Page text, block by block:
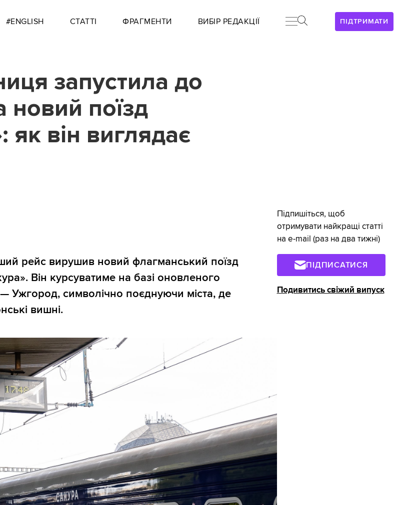
ПІДТРИМАТИ
#ENGLISH СТАТТІ ФРАГМЕНТИ ВИБІР РЕДАКЦІЇ
запустила до
новий поїзд
як він виглядає
рейс вирушив новий флагманський поїзд
Він курсуватиме на базі оновленого
Ужгород, символічно поєднуючи міста, де
вишні.
Підпишіться, щоб
отримувати найкращі статті
на e-mail (раз на два тижні)
ПІДПИСАТИСЯ
Подивитись свіжий випуск